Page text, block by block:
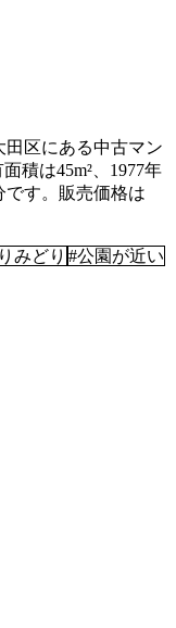
田区にある中古マン
積は45m²、1977年
です。販売価格は
みどり #公園が近い